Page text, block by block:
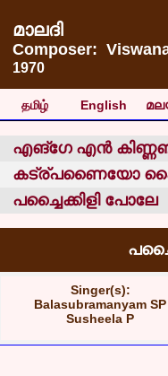
മാലദി
Composer:
1970
தமிழ் English
എങ്ഗേ എൻ
കട്ര്പണൈയോ
പച്ചൈക്കിളി പോലേ
Singer(s):
Balasubramanyam SP
Susheela P